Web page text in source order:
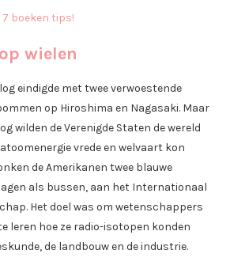
wielen
eindigde met twee verwoestende
op Hiroshima en Nagasaki. Maar
wilden de Verenigde Staten de wereld
vrede en welvaart kon
de Amerikanen twee blauwe
als bussen, aan het Internationaal
Het doel was om wetenschappers
leren hoe ze radio-isotopen konden
de landbouw en de industrie.